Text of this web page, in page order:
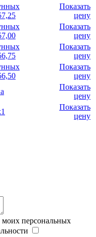
Показать
цену
Показать
цену
Показать
цену
Показать
цену
Показать
цену
Показать
цену
персональных